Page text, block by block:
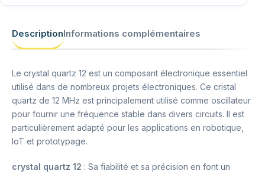
DescriptionInformations complémentaires
Le crystal quartz 12 est un composant électronique essentiel
utilisé dans de nombreux projets électroniques. Ce cristal
quartz de 12 MHz est principalement utilisé comme oscillateur
pour fournir une fréquence stable dans divers circuits. Il est
particulièrement adapté pour les applications en robotique,
IoT et prototypage.
crystal quartz 12 : Sa fiabilité et sa précision en font un